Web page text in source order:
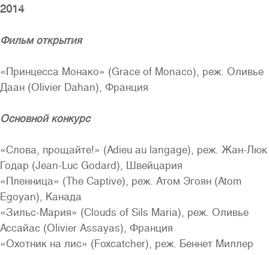
2014
Фильм открытия
«Принцесса Монако» (Grace of Monaco), реж. Оливье
Даан (Olivier Dahan), Франция
Основной конкурс
«Слова, прощайте!» (Adieu au langage), реж. Жан-Люк
Годар (Jean-Luc Godard), Швейцария
«Пленница» (The Captive), реж. Атом Эгоян (Atom
Egoyan), Канада
«Зильс-Мария» (Clouds of Sils Maria), реж. Оливье
Ассайас (Olivier Assayas), Франция
«Охотник на лис» (Foxcatcher), реж. Беннет Миллер